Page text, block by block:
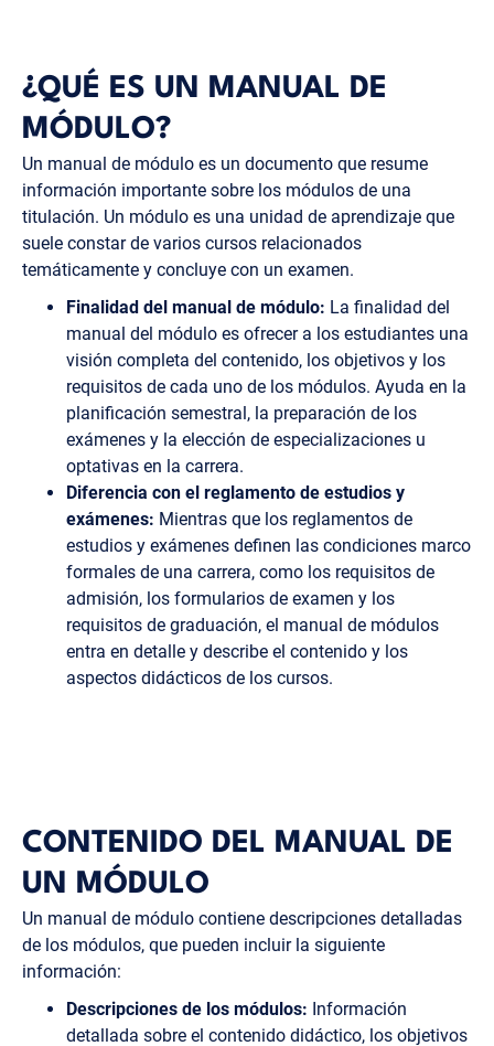
¿QUÉ ES UN MANUAL DE
MÓDULO?
Un manual de módulo es un documento que resume
información importante sobre los módulos de una
titulación. Un módulo es una unidad de aprendizaje que
suele constar de varios cursos relacionados
temáticamente y concluye con un examen.
Finalidad del manual de módulo: La finalidad del
manual del módulo es ofrecer a los estudiantes una
visión completa del contenido, los objetivos y los
requisitos de cada uno de los módulos. Ayuda en la
planificación semestral, la preparación de los
exámenes y la elección de especializaciones u
optativas en la carrera.
Diferencia con el reglamento de estudios y
exámenes: Mientras que los reglamentos de
estudios y exámenes definen las condiciones marco
formales de una carrera, como los requisitos de
admisión, los formularios de examen y los
requisitos de graduación, el manual de módulos
entra en detalle y describe el contenido y los
aspectos didácticos de los cursos.
CONTENIDO DEL MANUAL DE
UN MÓDULO
Un manual de módulo contiene descripciones detalladas
de los módulos, que pueden incluir la siguiente
información:
Descripciones de los módulos: Información
detallada sobre el contenido didáctico, los objetivos